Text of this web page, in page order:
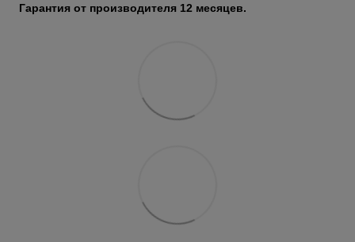
Гарантия от производителя 12 месяцев.